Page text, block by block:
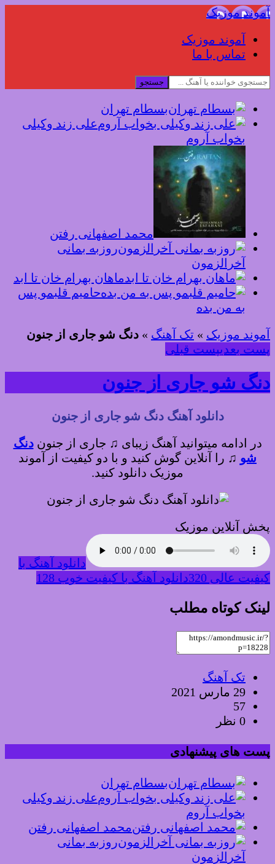
آموند موزیک
آموند موزیک
تماس با ما
جستجو
بسطام تهران
علی زند وکیلی
بخواب آروم
محمد اصفهانی رفتن
روزبه بمانی
آخرالزمون
ماهان بهرام خان تا ابد
حامیم قلبمو پس
به من بده
آموند موزیک » تک آهنگ » دنگ شو جاری از جنون
پست بعدیپست قبلی
دنگ شو جاری از جنون
دانلود آهنگ دنگ شو جاری از جنون
در ادامه میتوانید آهنگ زیبای ♫ جاری از جنوندنگ
شو ♫ را آنلاین گوش کنید و با دو کیفیت از آموند
موزیک دانلود کنید.
پخش آنلاین موزیک
دانلود آهنگ با
کیفیت عالی 320
دانلود آهنگ با کیفیت خوب 128
لینک کوتاه مطلب
تک آهنگ
29 مارس 2021
57
0 نظر
پست های پیشنهادی
بسطام تهران
علی زند وکیلی
بخواب آروم
محمد اصفهانی رفتن
روزبه بمانی
آخرالزمون